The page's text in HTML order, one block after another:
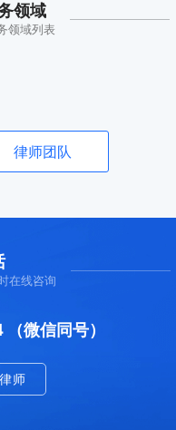
领域
领域列表
律师团队
在线咨询
微信同号）
师